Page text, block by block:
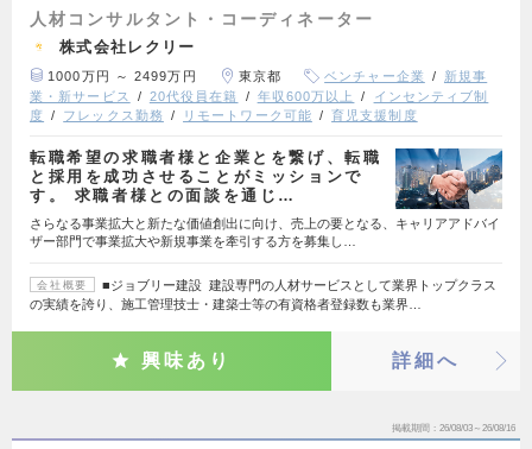
人材コンサルタント・コーディネーター
株式会社レクリー
1000万円 ～ 2499万円 東京都 ベンチャー企業
新規事
業・新サービス
20代役員在籍 年収600万以上
インセンティブ制
度
フレックス勤務 リモートワーク可能 育児支援制度
転職希望の求職者様と企業とを繋げ、転職
と採用を成功させることがミッションで
す。 求職者様との面談を通じ…
さらなる事業拡大と新たな価値創出に向け、売上の要となる、キャリアアドバイ
ザー部門で事業拡大や新規事業を牽引する方を募集し…
会社概要
■ジョブリー建設 建設専門の人材サービスとして業界トップクラス
の実績を誇り、施工管理技士・建築士等の有資格者登録数も業界…
興味あり 詳細へ
掲載期間 26/08/03～26/08/16